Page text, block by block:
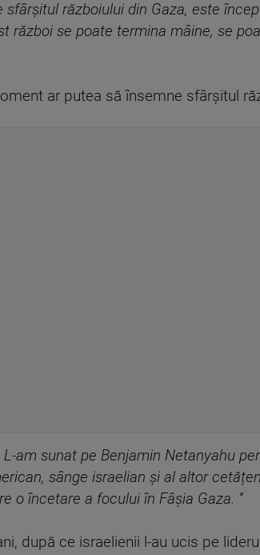
sfârșitul războiului din Gaza, este
război se poate termina mâine, se
ar putea să însemne sfârșitul
am sunat pe Benjamin Netanyahu
sânge israelian și al altor
o încetare a focului în Fâșia Gaza. ”
după ce israelienii l-au ucis pe